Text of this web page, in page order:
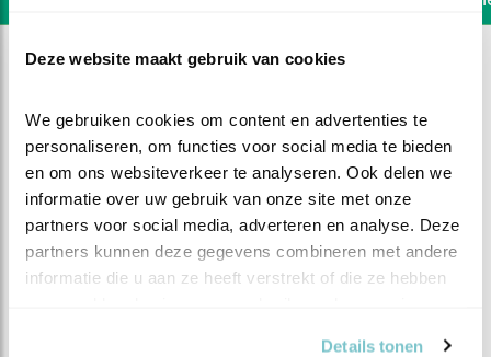
Deze website maakt gebruik van cookies
We gebruiken cookies om content en advertenties te
personaliseren, om functies voor social media te bieden
en om ons websiteverkeer te analyseren. Ook delen we
informatie over uw gebruik van onze site met onze
partners voor social media, adverteren en analyse. Deze
partners kunnen deze gegevens combineren met andere
informatie die u aan ze heeft verstrekt of die ze hebben
Details tonen